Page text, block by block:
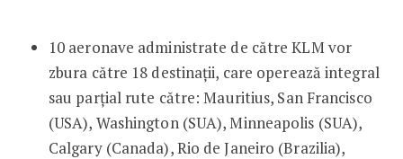
10 aeronave administrate de către KLM vor
zbura către 18 destinații, care operează integral
sau parțial rute către: Mauritius, San Francisco
(USA), Washington (SUA), Minneapolis (SUA),
Calgary (Canada), Rio de Janeiro (Brazilia),